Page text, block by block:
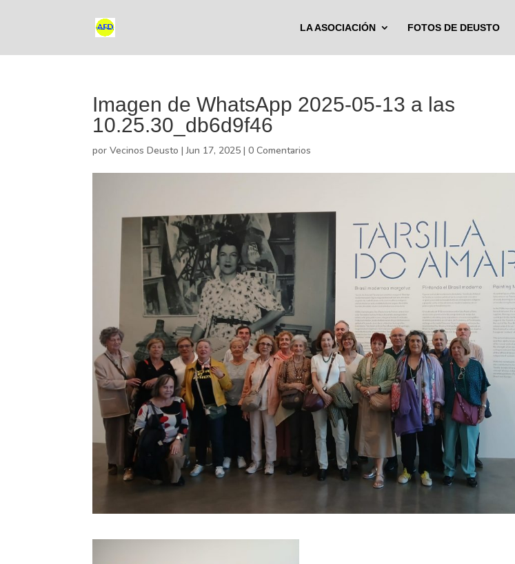
LA ASOCIACIÓN FOTOS DE DEUSTO
Imagen de WhatsApp 2025-05-13 a las
10.25.30_db6d9f46
porVecinos Deusto |Jun 17, 2025 |0 Comentarios